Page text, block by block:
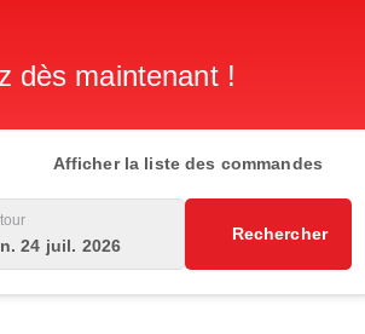
dès maintenant !
Afficher la liste des commandes
24 juil. 2026
Rechercher